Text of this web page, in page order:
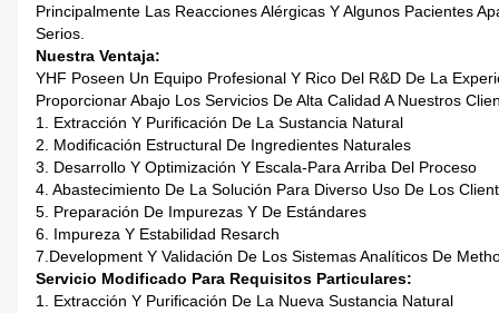
Principalmente Las Reacciones Alérgicas Y Algunos Pacientes
Serios.
Nuestra Ventaja:
YHF Poseen Un Equipo Profesional Y Rico Del R&D De La
Proporcionar Abajo Los Servicios De Alta Calidad A Nuestros
1. Extracción Y Purificación De La Sustancia Natural
2. Modificación Estructural De Ingredientes Naturales
3. Desarrollo Y Optimización Y Escala-Para Arriba Del Proceso
4. Abastecimiento De La Solución Para Diverso Uso De Los
5. Preparación De Impurezas Y De Estándares
6. Impureza Y Estabilidad Resarch
7.Development Y Validación De Los Sistemas Analíticos De
Servicio Modificado Para Requisitos Particulares:
1. Extracción Y Purificación De La Nueva Sustancia Natural